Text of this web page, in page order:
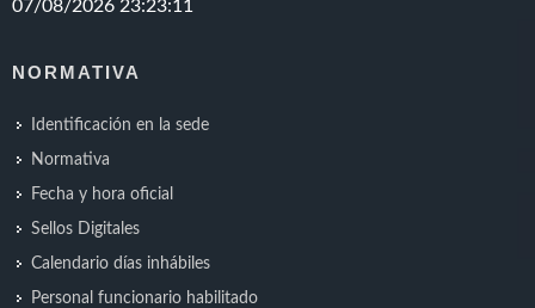
NORMATIVA
Identificación en la sede
Normativa
Fecha y hora oficial
Sellos Digitales
Calendario días inhábiles
Personal funcionario habilitado